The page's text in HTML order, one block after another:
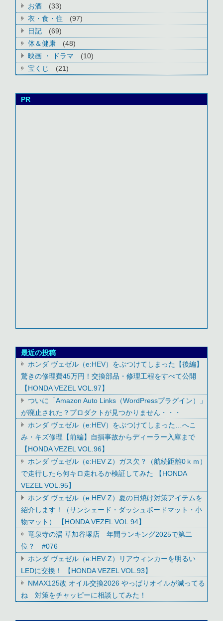
お酒
(33)
衣・食・住
(97)
日記
(69)
体＆健康
(48)
映画 ・ ドラマ
(10)
宝くじ
(21)
PR
最近の投稿
ホンダ ヴェゼル（e:HEV）をぶつけてしまった【後編】
驚きの修理費45万円！交換部品・修理工程をすべて公開
【HONDA VEZEL VOL.97】
ついに「Amazon Auto Links（WordPressプラグイン）」
が廃止された？プロダクトが見つかりません・・・
ホンダ ヴェゼル（e:HEV）をぶつけてしまった…へこ
み・キズ修理【前編】自損事故からディーラー入庫まで
【HONDA VEZEL VOL.96】
ホンダ ヴェゼル（e:HEV Z）ガス欠？（航続距離0ｋｍ）
で走行したら何キロ走れるか検証してみた 【HONDA
VEZEL VOL.95】
ホンダ ヴェゼル（e:HEV Z）夏の日焼け対策アイテムを
紹介します！（サンシェード・ダッシュボードマット・小
物マット） 【HONDA VEZEL VOL.94】
竜泉寺の湯 草加谷塚店 年間ランキング2025で第二
位？ #076
ホンダ ヴェゼル（e:HEV Z）リアウィンカーを明るい
LEDに交換！ 【HONDA VEZEL VOL.93】
NMAX125改 オイル交換2026 やっぱりオイルが減ってる
ね 対策をチャッピーに相談してみた！